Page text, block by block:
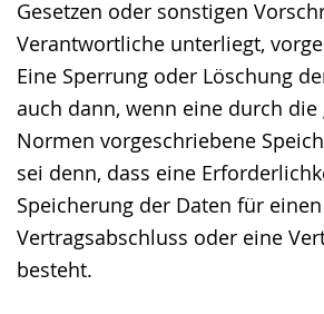
Gesetzen oder sonstigen
Verantwortliche unterliegt,
Eine Sperrung oder Löschung
auch dann, wenn eine durch die
Normen vorgeschriebene
sei denn, dass eine
Speicherung der Daten für einen
Vertragsabschluss oder eine
besteht.